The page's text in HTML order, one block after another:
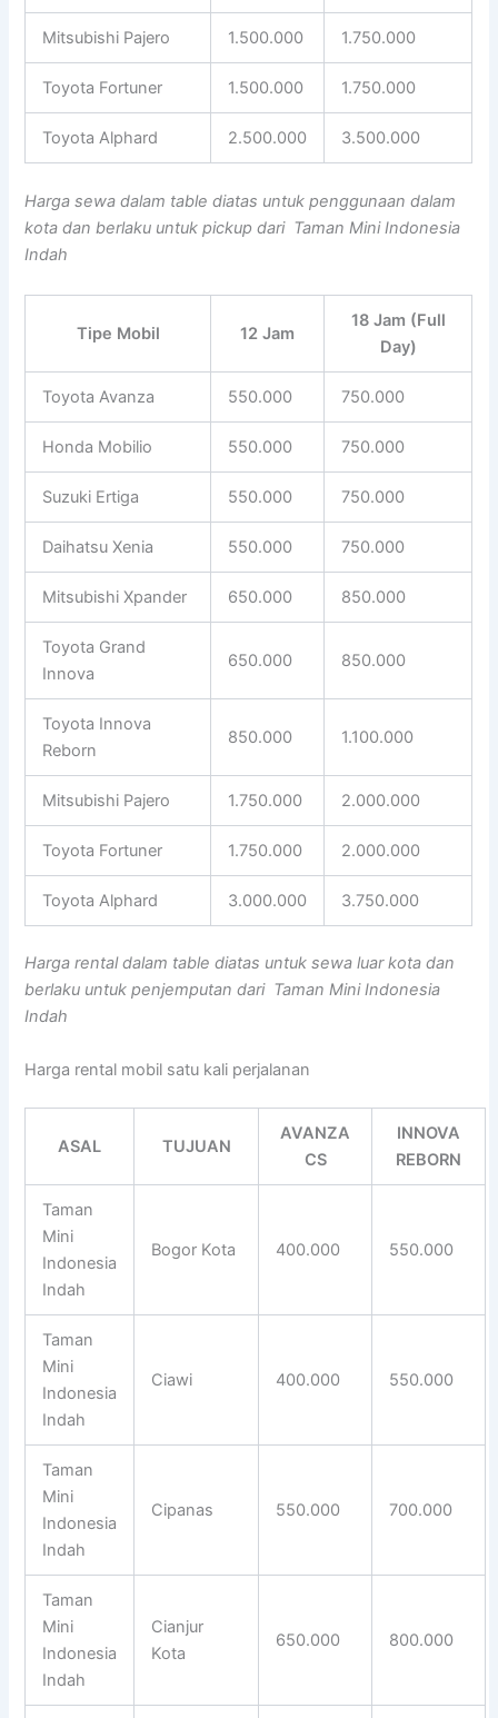
Mitsubishi Pajero 1.500.000 1.750.000
Toyota Fortuner 1.500.000 1.750.000
Toyota Alphard 2.500.000 3.500.000
Harga sewa dalam table diatas untuk penggunaan dalam
kota dan berlaku untuk pickup dari Taman Mini Indonesia
Indah
Tipe Mobil 12 Jam
18 Jam (Full
Day)
Toyota Avanza 550.000 750.000
Honda Mobilio 550.000 750.000
Suzuki Ertiga 550.000 750.000
Daihatsu Xenia 550.000 750.000
Mitsubishi Xpander 650.000 850.000
Toyota Grand
Innova
650.000 850.000
Toyota Innova
Reborn
850.000 1.100.000
Mitsubishi Pajero 1.750.000 2.000.000
Toyota Fortuner 1.750.000 2.000.000
Toyota Alphard 3.000.000 3.750.000
Harga rental dalam table diatas untuk sewa luar kota dan
berlaku untuk penjemputan dari Taman Mini Indonesia
Indah
Harga rental mobil satu kali perjalanan
ASAL TUJUAN
AVANZA
CS
INNOVA
REBORN
Taman
Mini
Indonesia
Indah
Bogor Kota 400.000 550.000
Taman
Mini
Indonesia
Indah
Ciawi 400.000 550.000
Taman
Mini
Indonesia
Indah
Cipanas 550.000 700.000
Taman
Mini
Indonesia
Indah
Cianjur
Kota
650.000 800.000